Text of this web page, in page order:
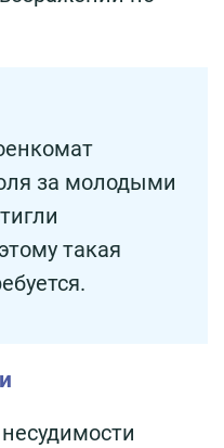
за молодыми
такая